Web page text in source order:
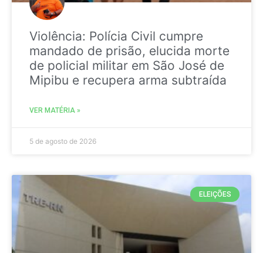
Violência: Polícia Civil cumpre
mandado de prisão, elucida morte
de policial militar em São José de
Mipibu e recupera arma subtraída
VER MATÉRIA »
5 de agosto de 2026
ELEIÇÕES